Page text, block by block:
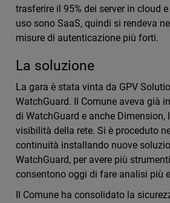
trasferire il 95% dei server in cloud
uso sono SaaS, quindi si rendeva
misure di autenticazione più forti.
La soluzione
La gara è stata vinta da GPV
WatchGuard. Il Comune aveva già
di WatchGuard e anche Dimension,
visibilità della rete. Si è proceduto
continuità installando nuove
WatchGuard, per avere più
consentono oggi di fare analisi più
Il Comune ha consolidato la